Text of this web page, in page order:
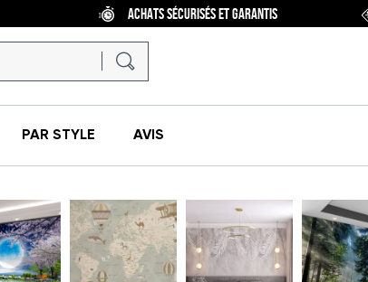
ACHATS SÉCURISÉS ET GARANTIS
PAR STYLE AVIS